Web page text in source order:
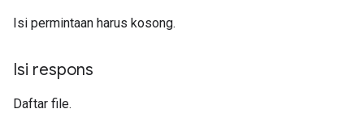
Isi permintaan harus kosong.
Isi respons
Daftar file.